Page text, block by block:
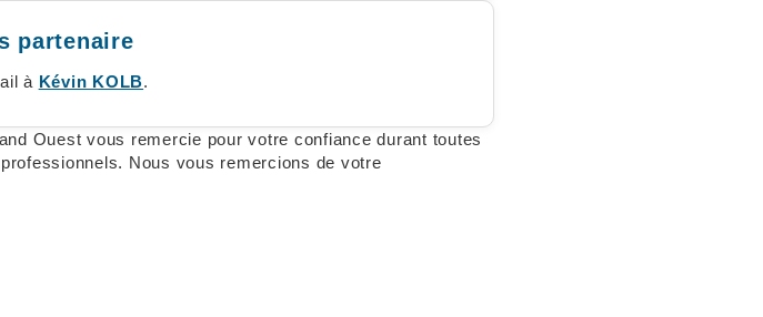
partenaire
à Kévin KOLB.
Ouest vous remercie pour votre confiance durant toutes
Nous vous remercions de votre